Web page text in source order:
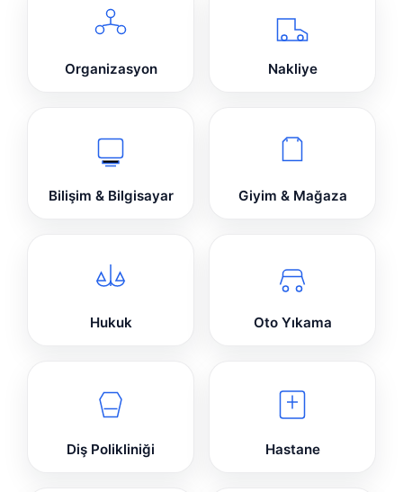
Organizasyon Nakliye
Bilişim & Bilgisayar Giyim & Mağaza
Hukuk Oto Yıkama
Diş Polikliniği Hastane